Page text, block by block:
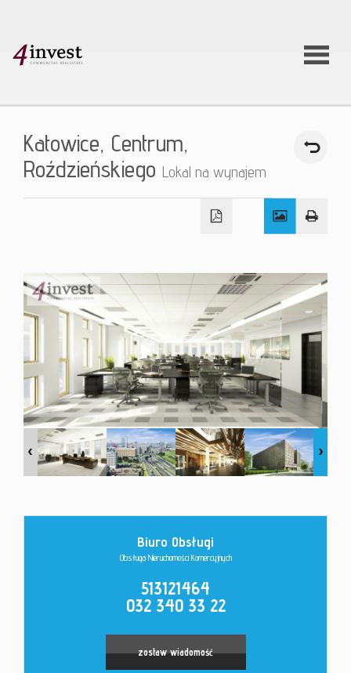
O firmie
Oferty
Kontakt
Katowice, Centrum,
Roździeńskiego Lokal na wynajem
Biuro Obsługi
Obsługa Nieruchomości Komercyjnych
513121464
032 340 33 22
zostaw wiadomość